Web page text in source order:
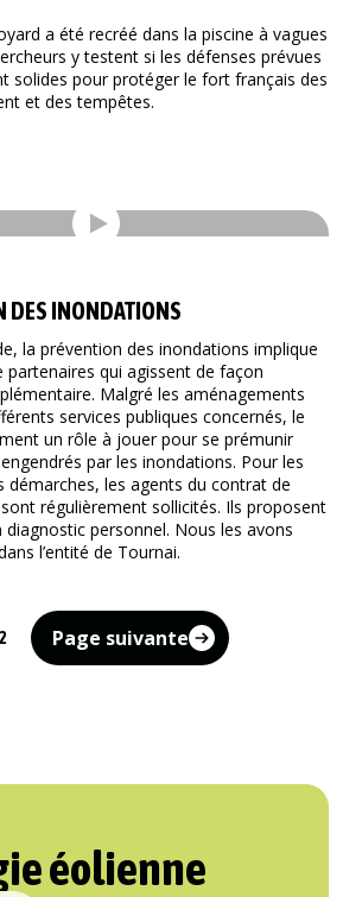
a été recréé dans la piscine à vagues
y testent si les défenses prévues
solides pour protéger le fort français des
et des tempêtes.
DES INONDATIONS
la prévention des inondations implique
partenaires qui agissent de façon
Malgré les aménagements
services publiques concernés, le
un rôle à jouer pour se prémunir
par les inondations. Pour les
démarches, les agents du contrat de
régulièrement sollicités. Ils proposent
diagnostic personnel. Nous les avons
l’entité de Tournai.
2 Page suivante
éolienne